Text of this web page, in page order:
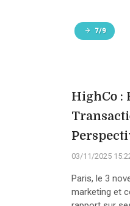
7/9
HighCo :
03/11/2025
Paris, le 3
marketing et